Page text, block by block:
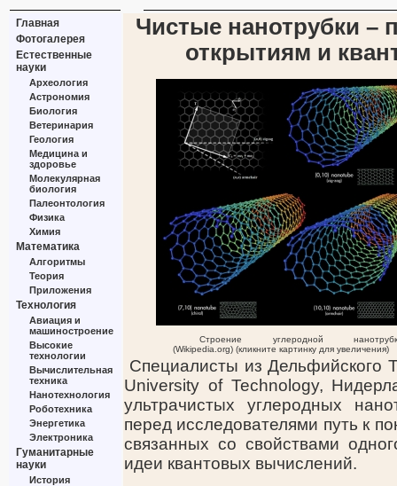
Главная
Фотогалерея
Естественные
науки
Археология
Астрономия
Биология
Ветеринария
Геология
Медицина и
здоровье
Молекулярная
биология
Палеонтология
Физика
Химия
Математика
Алгоритмы
Теория
Приложения
Технология
Авиация и
машиностроение
Высокие
технологии
Вычислительная
техника
Нанотехнология
Роботехника
Энергетика
Электроника
Гуманитарные
науки
История
Чистые нанотрубки –
открытиям и
Строение углеродной
(Wikipedia.org) (кликните картинку для увеличения)
Специалисты из Дельфийского
University of Technology,
ультрачистых углеродных
перед исследователями путь к
связанных со свойствами
идеи квантовых вычислений.